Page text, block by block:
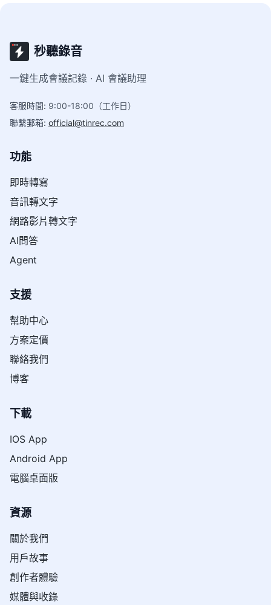
秒聽錄音
一鍵生成會議記錄 · AI 會議助理
客服時間: 9:00-18:00（工作日）
聯繫郵箱: official@tinrec.com
功能
即時轉寫
音訊轉文字
網路影片轉文字
AI問答
Agent
支援
幫助中心
方案定價
聯絡我們
博客
下載
IOS App
Android App
電腦桌面版
資源
關於我們
用戶故事
創作者體驗
媒體與收錄